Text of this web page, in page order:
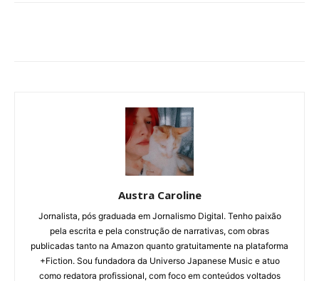
Austra Caroline
Jornalista, pós graduada em Jornalismo Digital. Tenho paixão
pela escrita e pela construção de narrativas, com obras
publicadas tanto na Amazon quanto gratuitamente na plataforma
+Fiction. Sou fundadora da Universo Japanese Music e atuo
como redatora profissional, com foco em conteúdos voltados